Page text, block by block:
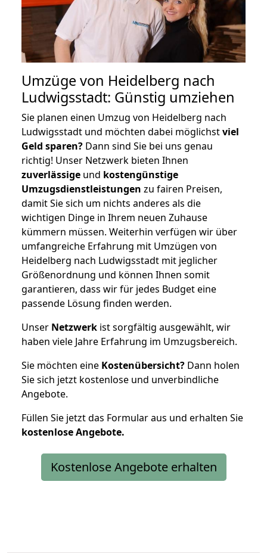
Umzüge von Heidelberg nach
Ludwigsstadt: Günstig umziehen
Sie planen einen Umzug von Heidelberg nach
Ludwigsstadt und möchten dabei möglichstviel
Geld sparen? Dann sind Sie bei uns genau
richtig! Unser Netzwerk bieten Ihnen
zuverlässige und kostengünstige
Umzugsdienstleistungen zu fairen Preisen,
damit Sie sich um nichts anderes als die
wichtigen Dinge in Ihrem neuen Zuhause
kümmern müssen. Weiterhin verfügen wir über
umfangreiche Erfahrung mit Umzügen von
Heidelberg nach Ludwigsstadt mit jeglicher
Größenordnung und können Ihnen somit
garantieren, dass wir für jedes Budget eine
passende Lösung finden werden.
Unser Netzwerk ist sorgfältig ausgewählt, wir
haben viele Jahre Erfahrung im Umzugsbereich.
Sie möchten eine Kostenübersicht? Dann holen
Sie sich jetzt kostenlose und unverbindliche
Angebote.
Füllen Sie jetzt das Formular aus und erhalten Sie
kostenloseAngebote.
Kostenlose Angebote erhalten